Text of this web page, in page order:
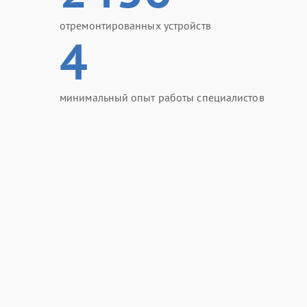
отремонтированных устройств
4
минимальный опыт работы специалистов